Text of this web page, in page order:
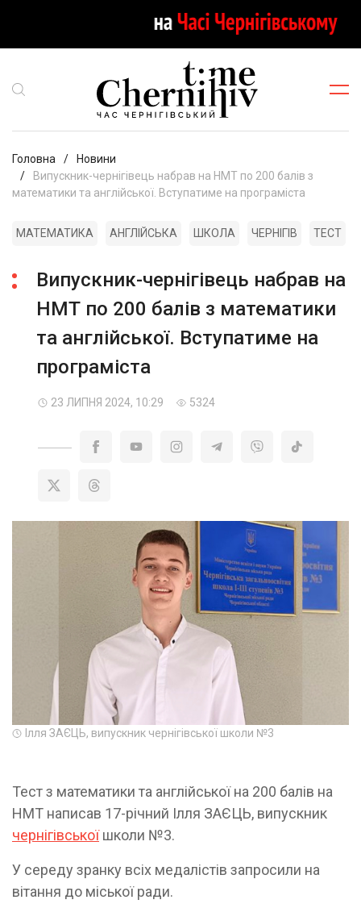
Головна
Новини
Випускник-чернігівець набрав на НМТ по 200 балів з
математики та англійської. Вступатиме на програміста
МАТЕМАТИКА АНГЛІЙСЬКА ШКОЛА ЧЕРНІГІВ ТЕСТ
Випускник-чернігівець набрав на
НМТ по 200 балів з математики
та англійської. Вступатиме на
програміста
23 ЛИПНЯ 2024, 10:29 5324
Ілля ЗАЄЦЬ, випускник чернігівської школи №3
Тест з математики та англійської на 200 балів на
НМТ написав 17-річний Ілля ЗАЄЦЬ, випускник
чернігівськоїшколи №3.
У середу зранку всіх медалістів запросили на
вітання до міської ради.